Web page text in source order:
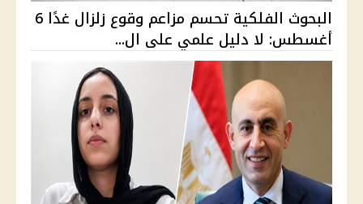
البحوث الفلكية تحسم مزاعم وقوع زلزال غدًا 6
أغسطس: لا دليل علمي على ال...